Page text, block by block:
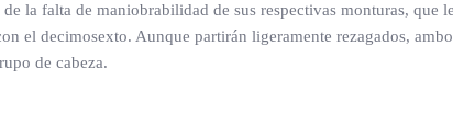
la falta de maniobrabilidad de sus respectivas monturas, que
el decimosexto. Aunque partirán ligeramente rezagados,
de cabeza.